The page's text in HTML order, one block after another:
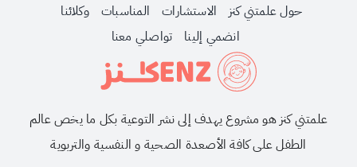
حول علمتني كنز الاستشارات المناسبات
وكلائنا
انضمي إلينا
تواصلي معنا
علمتني كنز هو مشروع يهدف إلى نشر التوعية بكل ما يخص عالم
الطفل على كافة الأصعدة الصحية و النفسية والتربوية